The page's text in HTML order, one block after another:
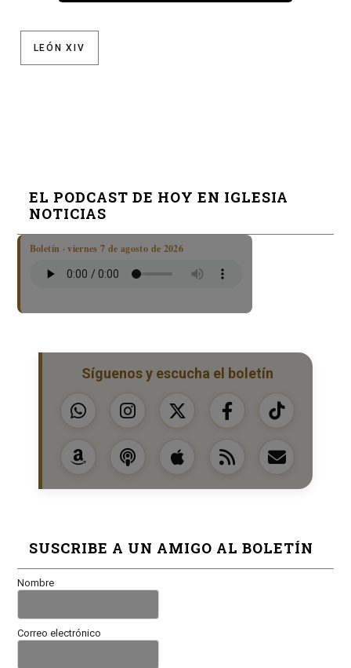
LEÓN XIV
EL PODCAST DE HOY EN IGLESIA
NOTICIAS
Boletín · viernes 7 de agosto de 2026
Síguenos y escucha el boletín
SUSCRIBE A UN AMIGO AL BOLETÍN
Nombre
Correo electrónico